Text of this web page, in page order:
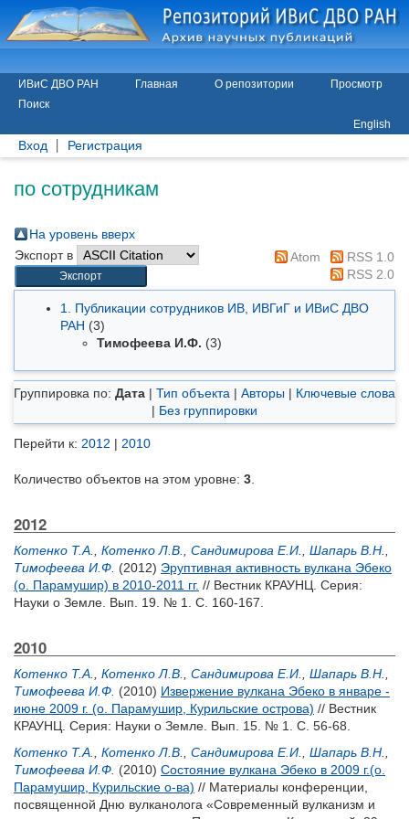
ИВиС ДВО РАН Главная О репозитории
Просмотр
Поиск
English
Вход Регистрация
по сотрудникам
На уровень вверх
Экспорт в
Atom
RSS 1.0
RSS 2.0
1. Публикации сотрудников ИВ, ИВГиГ и ИВиС ДВО
РАН (3)
Тимофеева И.Ф. (3)
Группировка по: Дата | Тип объекта | Авторы | Ключевые слова
| Без группировки
Перейти к: 2012 | 2010
Количество объектов на этом уровне: 3
2012
Котенко Т.А. Котенко Л.В. Сандимирова Е.И. Шапарь В.Н.
Тимофеева И.Ф. (2012) Эруптивная активность вулкана Эбеко
(о. Парамушир) в 2010-2011 гг. // Вестник КРАУНЦ. Серия:
Науки о Земле. Вып. 19. № 1. С. 160-167.
2010
Котенко Т.А. Котенко Л.В. Сандимирова Е.И. Шапарь В.Н.
Тимофеева И.Ф. (2010) Извержение вулкана Эбеко в январе -
июне 2009 г. (о. Парамушир, Курильские острова) // Вестник
КРАУНЦ. Серия: Науки о Земле. Вып. 15. № 1. С. 56-68.
Котенко Т.А.
Котенко Л.В. Сандимирова Е.И. Шапарь В.Н.
Тимофеева И.Ф. (2010) Состояние вулкана Эбеко в 2009 г.(о.
Парамушир, Курильские о-ва) // Материалы конференции,
посвященной Дню вулканолога «Современный вулканизм и